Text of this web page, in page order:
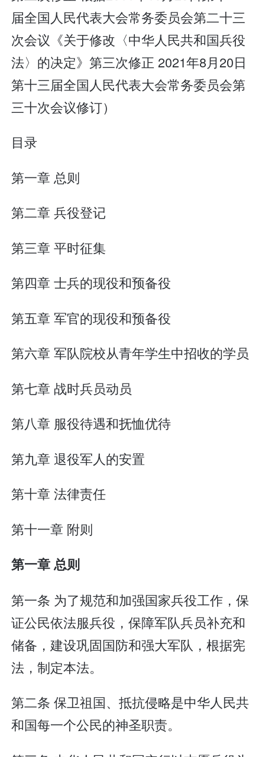
届全国人民代表大会常务委员会第二十三
次会议《关于修改〈中华人民共和国兵役
法〉的决定》第三次修正 2021年8月20日
第十三届全国人民代表大会常务委员会第
三十次会议修订）
目录
第一章 总则
第二章 兵役登记
第三章 平时征集
第四章 士兵的现役和预备役
第五章 军官的现役和预备役
第六章 军队院校从青年学生中招收的学员
第七章 战时兵员动员
第八章 服役待遇和抚恤优待
第九章 退役军人的安置
第十章 法律责任
第十一章 附则
第一章 总则
第一条 为了规范和加强国家兵役工作，保
证公民依法服兵役，保障军队兵员补充和
储备，建设巩固国防和强大军队，根据宪
法，制定本法。
第二条 保卫祖国、抵抗侵略是中华人民共
和国每一个公民的神圣职责。